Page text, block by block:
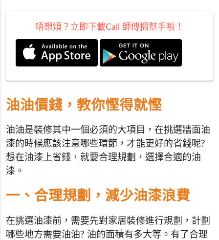
唔想煩？立即下載Call 師傅搵幫手啦！
油油價錢，教你慳得就慳
油油是裝修其中一個必須的大項目，在挑選牆面油
漆的時候應該注意哪些環節，才能更好的省錢呢?
想在油漆上省錢，就要合理規劃，選擇合適的油
漆。
一、合理規劃，減少油漆浪費
在挑選油漆前，需要先對家居裝修進行規劃，計劃
哪些地方需要油油? 油的面積有多大等。有了合理